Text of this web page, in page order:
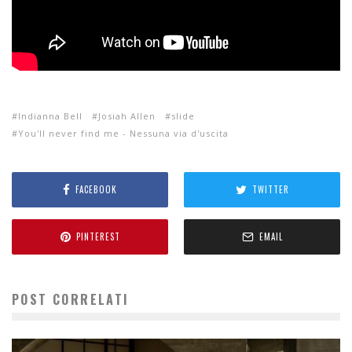
Indianna Bell Josiah Allen
slide
You'll never find me - Nessuna via d'uscita
FACEBOOK TWITTER
PINTEREST EMAIL
POST CORRELATI